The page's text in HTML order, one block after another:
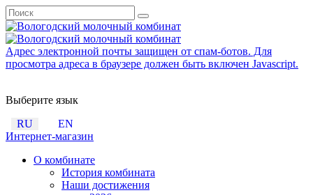
Адрес электронной почты защищен от спам-ботов. Для
просмотра адреса в браузере должен быть включен Javascript.
Выберите язык
RU
EN
Интернет-магазин
О комбинате
История комбината
Наши достижения